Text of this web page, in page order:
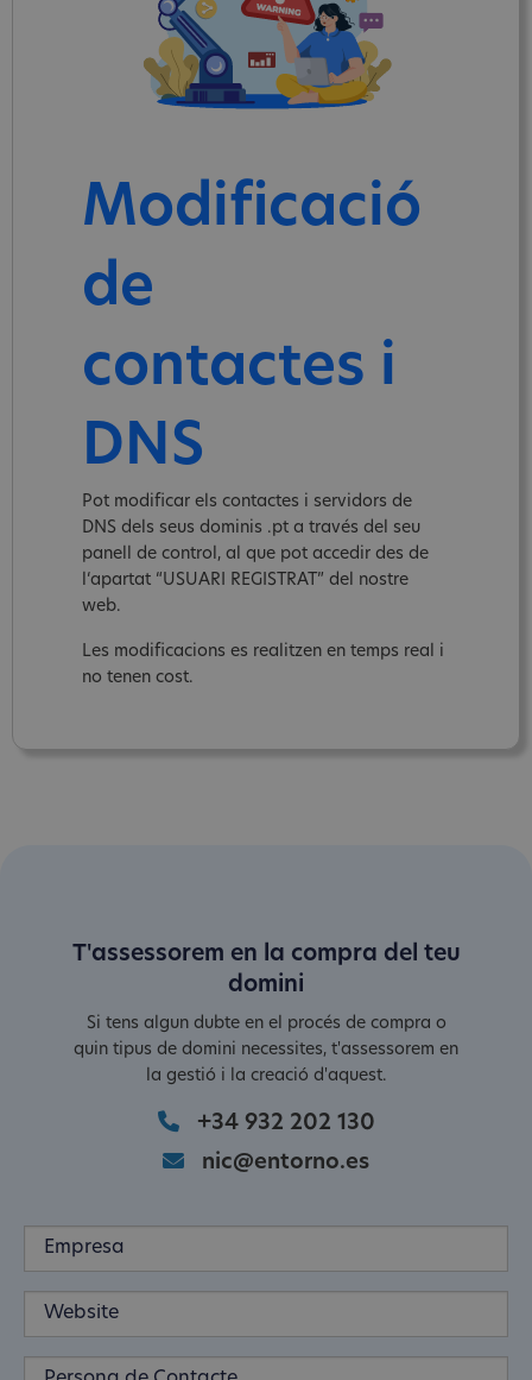
Modificació
de
contactes i
DNS
Pot modificar els contactes i servidors de
DNS dels seus dominis .pt a través del seu
panell de control, al que pot accedir des de
l‘apartat “USUARI REGISTRAT” del nostre
web.
Les modificacions es realitzen en temps real i
no tenen cost.
T'assessorem en la compra del teu
domini
Si tens algun dubte en el procés de compra o
quin tipus de domini necessites, t'assessorem en
la gestió i la creació d'aquest.
+34 932 202 130
nic@entorno.es